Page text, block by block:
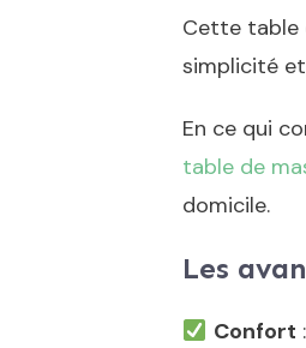
Cette table
simplicité
En ce qui
table de
domicile.
Les
Confort